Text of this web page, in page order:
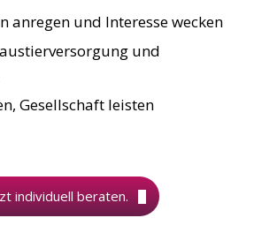
anregen und Interesse wecken
und
Gesellschaft leisten
individuell beraten.